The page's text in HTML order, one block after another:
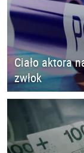
Ciało aktora
zwłok